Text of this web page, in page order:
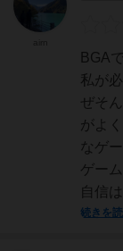
BGA
私が
ぜそ
がよ
なゲ
ゲー
自信
続きを